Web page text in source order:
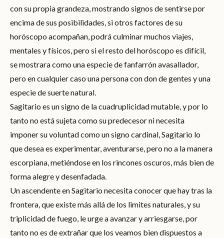
con su propia grandeza, mostrando signos de sentirse por
encima de sus posibilidades, si otros factores de su
horóscopo acompañan, podrá culminar muchos viajes,
mentales y físicos, pero si el resto del horóscopo es difícil,
se mostrara como una especie de fanfarrón avasallador,
pero en cualquier caso una persona con don de gentes y una
especie de suerte natural.
Sagitario es un signo de la cuadruplicidad mutable, y por lo
tanto no está sujeta como su predecesor ni necesita
imponer su voluntad como un signo cardinal, Sagitario lo
que desea es experimentar, aventurarse, pero no a la manera
escorpiana, metiéndose en los rincones oscuros, más bien de
forma alegre y desenfadada.
Un ascendente en Sagitario necesita conocer que hay tras la
frontera, que existe más allá de los limites naturales, y su
triplicidad de fuego, le urge a avanzar y arriesgarse, por
tanto no es de extrañar que los veamos bien dispuestos a